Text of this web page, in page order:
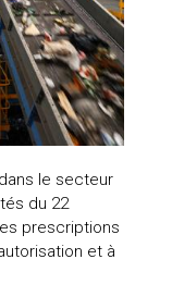
le secteur
du 22
prescriptions
et à